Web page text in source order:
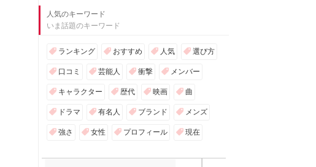
人気のキーワード
いま話題のキーワード
ランキング おすすめ 人気 選び方
口コミ 芸能人 衝撃 メンバー
キャラクター 歴代 映画 曲
ドラマ 有名人 ブランド メンズ
強さ 女性 プロフィール 現在